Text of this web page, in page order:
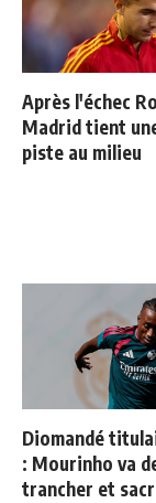
Après l'échec
Madrid tient
piste au milieu
Diomandé
: Mourinho va
trancher et